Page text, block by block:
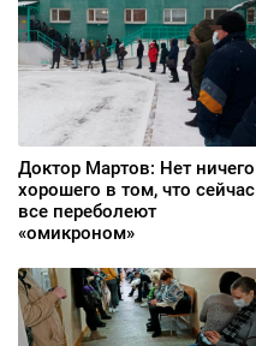
Доктор Мартов: Нет ничего
хорошего в том, что сейчас
все переболеют
«омикроном»